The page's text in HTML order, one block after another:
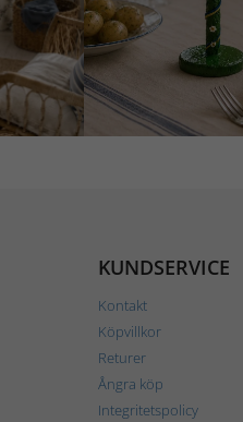
KUNDSERVICE
Kontakt
Köpvillkor
Returer
Ångra köp
Integritetspolicy